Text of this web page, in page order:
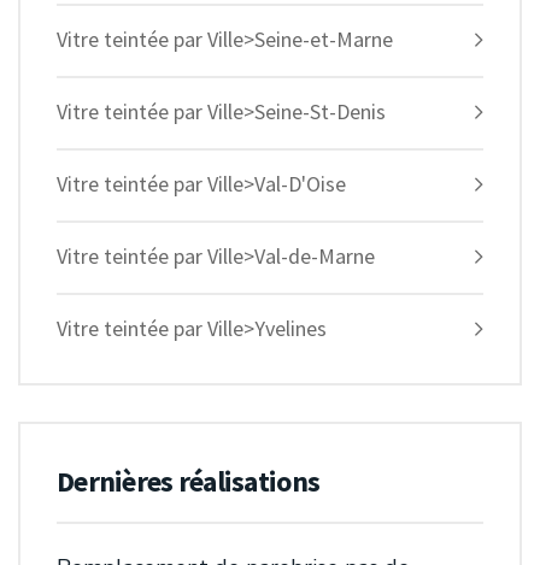
Vitre teintée par Ville>Seine-et-Marne
Vitre teintée par Ville>Seine-St-Denis
Vitre teintée par Ville>Val-D'Oise
Vitre teintée par Ville>Val-de-Marne
Vitre teintée par Ville>Yvelines
Dernières réalisations